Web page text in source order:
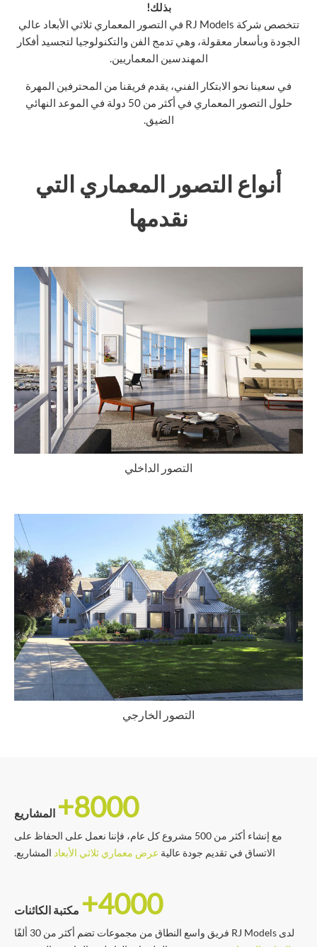
بذلك!
تتخصص شركة RJ Models في التصور المعماري ثلاثي الأبعاد عالي
الجودة وبأسعار معقولة، وهي تدمج الفن والتكنولوجيا لتجسيد أفكار
المهندسين المعماريين.
في سعينا نحو الابتكار الفني، يقدم فريقنا من المحترفين المهرة
حلول التصور المعماري في أكثر من 50 دولة في الموعد النهائي
الضيق.
أنواع التصور المعماري التي
نقدمها
التصور الداخلي
التصور الخارجي
8000+ المشاريع
مع إنشاء أكثر من 500 مشروع كل عام، فإننا نعمل على الحفاظ على
الاتساق في تقديم جودة عالية عرض معماري ثلاثي الأبعاد المشاريع.
4000+ مكتبة الكائنات
لدى RJ Models فريق واسع النطاق من مجموعات تضم أكثر من 30 ألفًا